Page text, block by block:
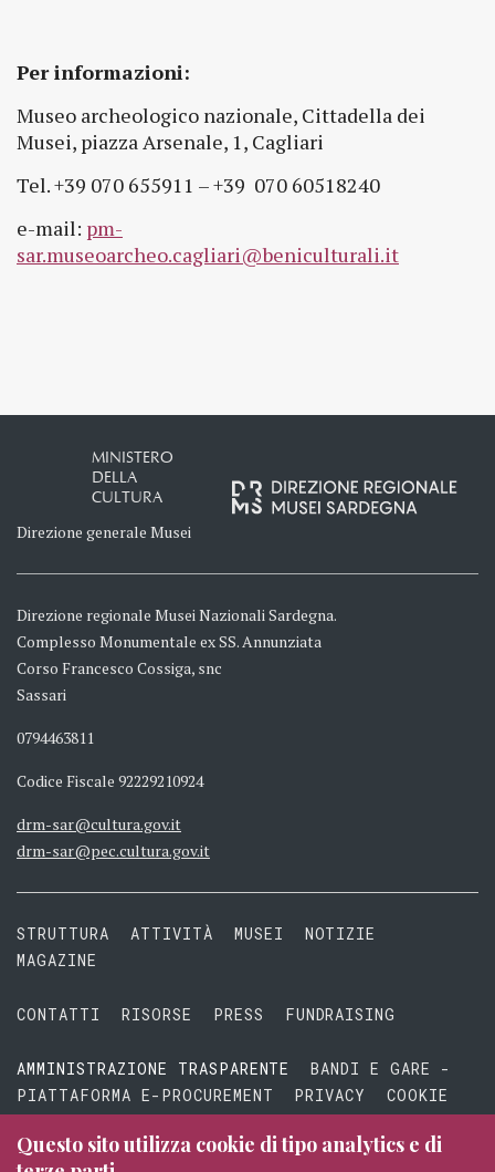
Per informazioni:
Museo archeologico nazionale, Cittadella dei
Musei, piazza Arsenale, 1, Cagliari
Tel. +39 070 655911 – +39 070 60518240
e-mail: pm-
sar.museoarcheo.cagliari@beniculturali.it
MINISTERO
DELLA
CULTURA
Direzione generale Musei
Direzione regionale Musei Nazionali Sardegna.
Complesso Monumentale ex SS. Annunziata
Corso Francesco Cossiga, snc
Sassari
0794463811
Codice Fiscale 92229210924
drm-sar@cultura.gov.it
drm-sar@pec.cultura.gov.it
STRUTTURA ATTIVITÀ MUSEI
NOTIZIE
MAGAZINE
CONTATTI RISORSE PRESS FUNDRAISING
AMMINISTRAZIONE TRASPARENTE
BANDI E GARE -
PIATTAFORMA E-PROCUREMENT
PRIVACY
COOKIE
TERMINI E CONDIZIONI
Questo sito utilizza cookie di tipo analytics e di